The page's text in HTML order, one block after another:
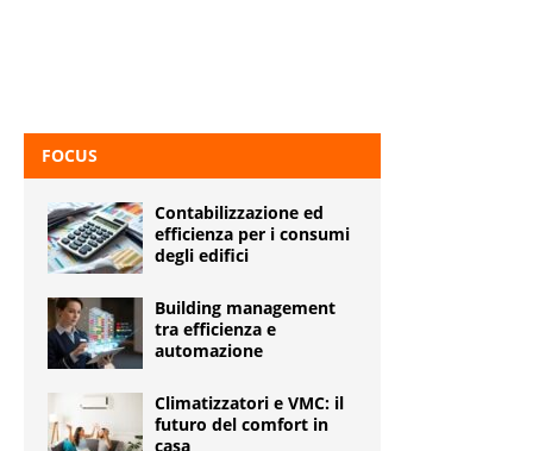
FOCUS
Contabilizzazione ed
efficienza per i consumi
degli edifici
Building management
tra efficienza e
automazione
Climatizzatori e VMC: il
futuro del comfort in
casa